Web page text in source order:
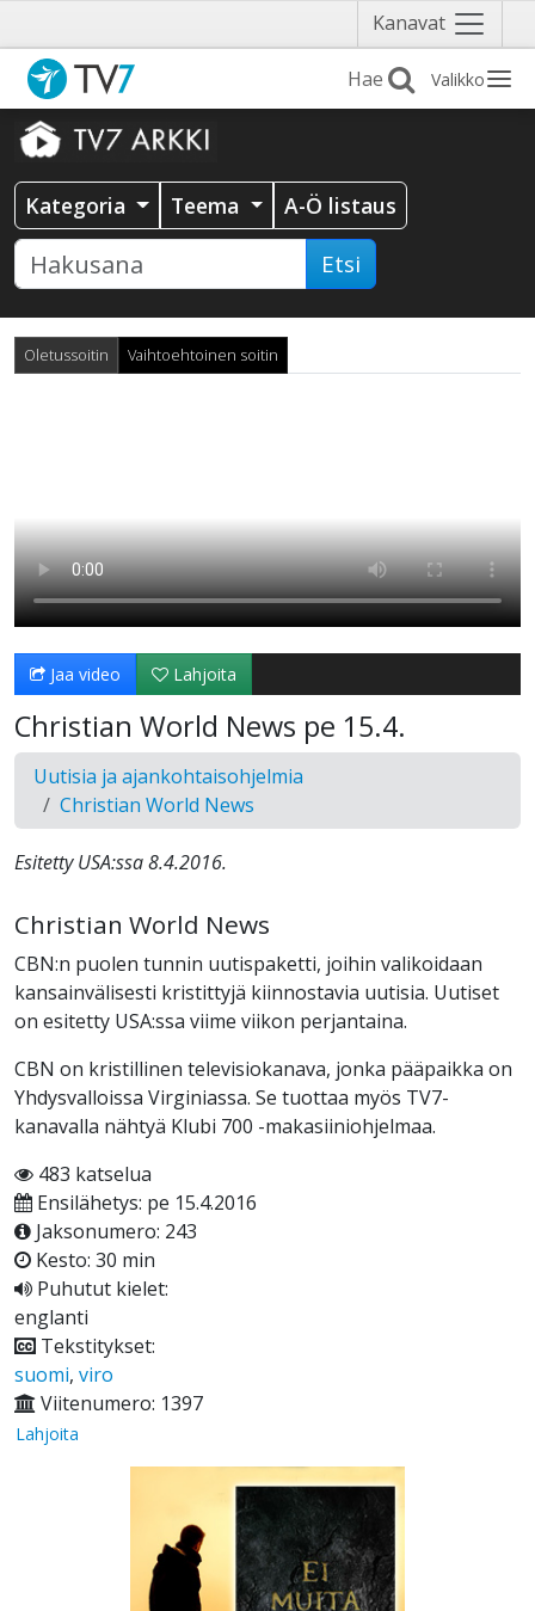
Kanavat Näytä
valikko
Valikko
Kategoria Teema A-Ö listaus
Etsi
Oletussoitin Vaihtoehtoinen soitin
Jaa video Lahjoita
Christian World News pe 15.4.
Uutisia ja ajankohtaisohjelmia
Christian World News
Esitetty USA:ssa 8.4.2016.
Christian World News
CBN:n puolen tunnin uutispaketti, joihin valikoidaan
kansainvälisesti kristittyjä kiinnostavia uutisia. Uutiset
on esitetty USA:ssa viime viikon perjantaina.
CBN on kristillinen televisiokanava, jonka pääpaikka on
Yhdysvalloissa Virginiassa. Se tuottaa myös TV7-
kanavalla nähtyä Klubi 700 -makasiiniohjelmaa.
483 katselua
Ensilähetys: pe 15.4.2016
Jaksonumero: 243
Kesto: 30 min
Puhutut kielet:
englanti
Tekstitykset:
suomi, viro
Viitenumero: 1397
Lahjoita